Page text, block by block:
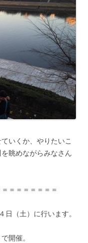
いくか、やりたいこ
眺めながらみなさん
＝＝＝＝＝＝＝
（土）に行います。
開催。